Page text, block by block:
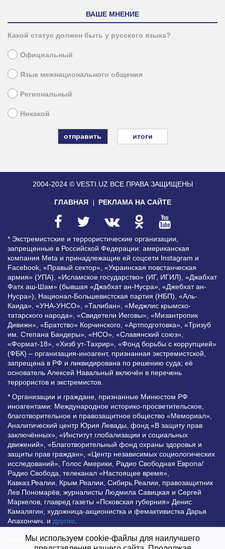
ВАШЕ МНЕНИЕ
Какой статус должен быть у русского языка?
Официальный
Язык межнационального общения
Региональный
Никакой
итоги
2004-2024 © VESTI.UZ ВСЕ ПРАВА ЗАЩИЩЕНЫ
ГЛАВНАЯ РЕКЛАМА НА САЙТЕ
* Экстремистские и террористические организации,
запрещенные в Российской Федерации: американская
компания Meta и принадлежащие ей соцсети Instagram и
Facebook, «Правый сектор», «Украинская повстанческая
армия» (УПА), «Исламское государство» (ИГ, ИГИЛ), «Джабхат
Фатх аш-Шам» (бывшая «Джабхат ан-Нусра», «Джебхат ан-
Нусра»), Национал-Большевистская партия (НБП), «Аль-
Каида», «УНА-УНСО», «Талибан», «Меджлис крымско-
татарского народа», «Свидетели Иеговы», «Мизантропик
Дивижн», «Братство» Корчинского, «Артподготовка», «Тризуб
им. Степана Бандеры», «НСО», «Славянский союз»,
«Формат-18», «Хизб ут-Тахрир», «Фонд борьбы с коррупцией»
(ФБК) – организация-иноагент, признанная экстремистской,
запрещена в РФ и ликвидирована по решению суда; её
основатель Алексей Навальный включён в перечень
террористов и экстремистов.
* Организации и граждане, признанные Минюстом РФ
иноагентами: Международное историко-просветительское,
благотворительное и правозащитное общество «Мемориал»,
Аналитический центр Юрия Левады, фонд «В защиту прав
заключённых», «Институт глобализации и социальных
движений», «Благотворительный фонд охраны здоровья и
защиты прав граждан», «Центр независимых социологических
исследований», Голос Америки, Радио Свободная Европа/
Радио Свобода, телеканал «Настоящее время»,
Кавказ.Реалии, Крым.Реалии, Сибирь.Реалии, правозащитник
Лев Пономарёв, журналисты Людмила Савицкая и Сергей
Маркелов, главред газеты «Псковская губерния» Денис
Камалягин, художница-акционистка и фемактивистка Дарья
Апахончич. и другие
Все права защищены и охраняются законом. Любое
Мы используем cookie-файлы для наилучшего